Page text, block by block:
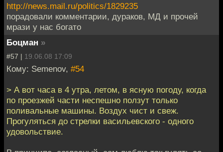
http://news.mail.ru/politics/1829235
порадовали комментарии, дураков, МД и прочей
мрази у нас богато
Боцман »
#57 | 19.06.08 17:09
Кому: Semenov, #54
> А вот часа в 4 утра, летом, в ясную погоду, когда
по проезжей части неспешно ползут только
поливальные машины. Воздух чист и свеж.
Прогуляться до стрелки васильевского - одного
удовольствие.